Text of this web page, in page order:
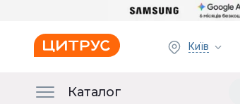
Київ
Каталог